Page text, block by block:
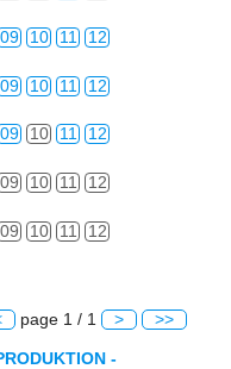
09 10 11 12
09 10 11 12
09 10 11 12
09 10 11 12
09 10 11 12
page 1 / 1 > >>
-